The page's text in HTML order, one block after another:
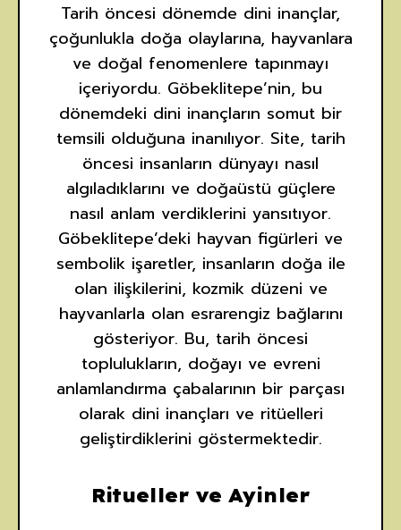
Tarih öncesi dönemde dini inançlar,
çoğunlukla doğa olaylarına, hayvanlara
ve doğal fenomenlere tapınmayı
içeriyordu. Göbeklitepe’nin, bu
dönemdeki dini inançların somut bir
temsili olduğuna inanılıyor. Site, tarih
öncesi insanların dünyayı nasıl
algıladıklarını ve doğaüstü güçlere
nasıl anlam verdiklerini yansıtıyor.
Göbeklitepe’deki hayvan figürleri ve
sembolik işaretler, insanların doğa ile
olan ilişkilerini, kozmik düzeni ve
hayvanlarla olan esrarengiz bağlarını
gösteriyor. Bu, tarih öncesi
toplulukların, doğayı ve evreni
anlamlandırma çabalarının bir parçası
olarak dini inançları ve ritüelleri
geliştirdiklerini göstermektedir.
Ritueller ve Ayinler